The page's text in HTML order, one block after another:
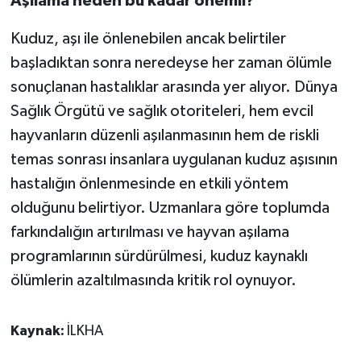
Kuduz, aşı ile önlenebilen ancak belirtiler
başladıktan sonra neredeyse her zaman ölümle
sonuçlanan hastalıklar arasında yer alıyor. Dünya
Sağlık Örgütü ve sağlık otoriteleri, hem evcil
hayvanların düzenli aşılanmasının hem de riskli
temas sonrası insanlara uygulanan kuduz aşısının
hastalığın önlenmesinde en etkili yöntem
olduğunu belirtiyor. Uzmanlara göre toplumda
farkındalığın artırılması ve hayvan aşılama
programlarının sürdürülmesi, kuduz kaynaklı
ölümlerin azaltılmasında kritik rol oynuyor.
Kaynak: İLKHA